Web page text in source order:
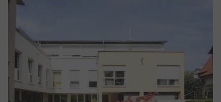
Show larger version for: